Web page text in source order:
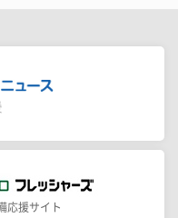
応援サイト